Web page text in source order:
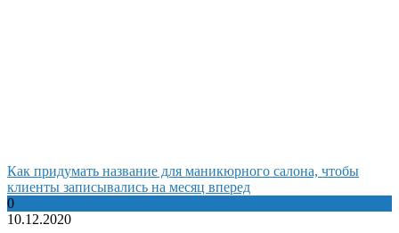
Как придумать название для маникюрного салона, чтобы
клиенты записывались на месяц вперед
0
10.12.2020